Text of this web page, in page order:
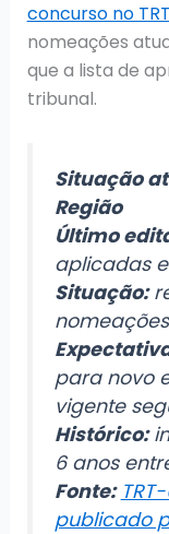
concurso no
nomeações
que a lista de
tribunal.
Situação
Região
Último
aplicadas
Situação:
para novo
vigente
Histórico:
6 anos
Fonte:
publicado